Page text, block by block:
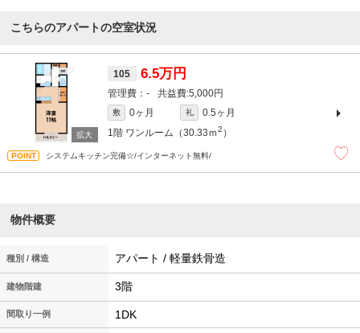
こちらのアパートの空室状況
105 6.5万円
- 5,000円
敷 0ヶ月 礼
0.5ヶ月
1階 ワンルーム（30.33ｍ2 ）
システムキッチン完備☆/インターネット無料/
物件概要
種別 / 構造 アパート / 軽量鉄骨造
建物階建 3階
間取り一例 1DK